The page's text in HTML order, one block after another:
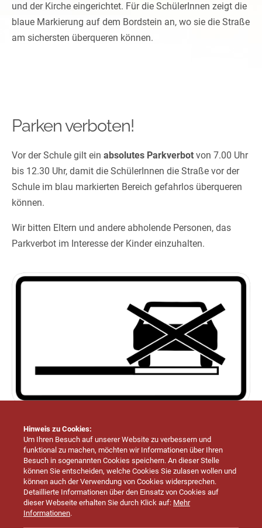
Hinweis zu Cookies:
Um Ihren Besuch auf unserer Website zu verbessern und
funktional zu machen, möchten wir Informationen über Ihren
Besuch in sogenannten Cookies speichern. An dieser Stelle
können Sie entscheiden, welche Cookies Sie zulasen wollen und
können auch der Verwendung von Cookies widersprechen.
Detaillierte Informationen über den Einsatz von Cookies auf
dieser Webseite erhalten Sie durch Klick auf: Mehr
Informationen.
und der Kirche eingerichtet. Für die SchülerInnen zeigt die
blaue Markierung auf dem Bordstein an, wo sie die Straße
am sichersten überqueren können.
Parken verboten!
Vor der Schule gilt ein absolutes Parkverbot von 7.00 Uhr
bis 12.30 Uhr, damit die SchülerInnen die Straße vor der
Schule im blau markierten Bereich gefahrlos überqueren
können.
Wir bitten Eltern und andere abholende Personen, das
Parkverbot im Interesse der Kinder einzuhalten.
Grundschule Endingen-Erzingen
Am Wettbach 20
72336 Balingen
Telefon: (07433) 967054 0